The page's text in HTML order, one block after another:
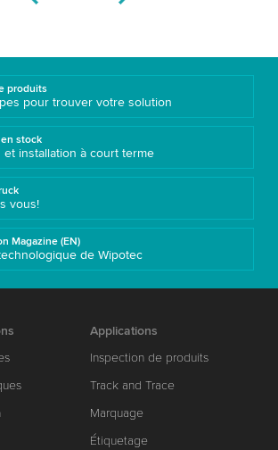
produits
pour trouver votre solution
stock
et installation à court terme
vous!
Magazine (EN)
de Wipotec
Applications
Inspection de produits
Track and Trace
Marquage
Étiquetage